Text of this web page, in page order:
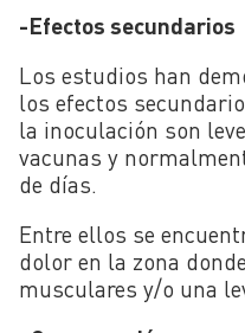
-Efectos secundarios
Los estudios han
los efectos
la inoculación son
vacunas y
de días.
Entre ellos se
dolor en la zona
musculares y/o una